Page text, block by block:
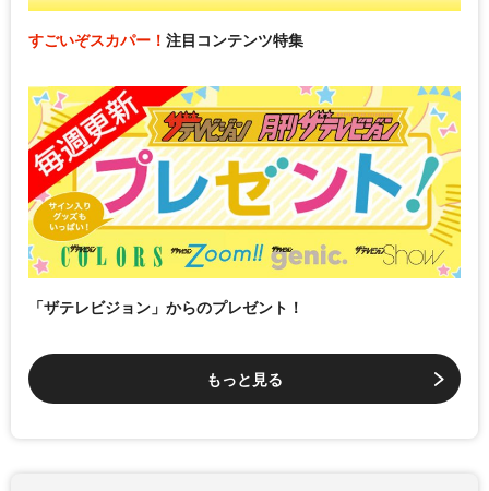
すごいぞスカパー！ 注目コンテンツ特集
「ザテレビジョン」からのプレゼント！
もっと見る